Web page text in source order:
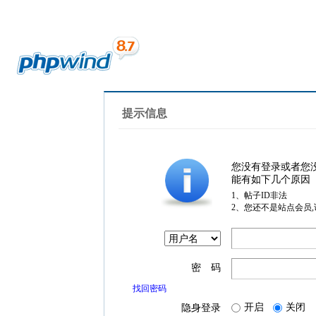
提示信息
您没有登录或者您
能有如下几个原因
1、帖子ID非法
2、您还不是站点会员
密 码
找回密码
隐身登录 开启 关闭